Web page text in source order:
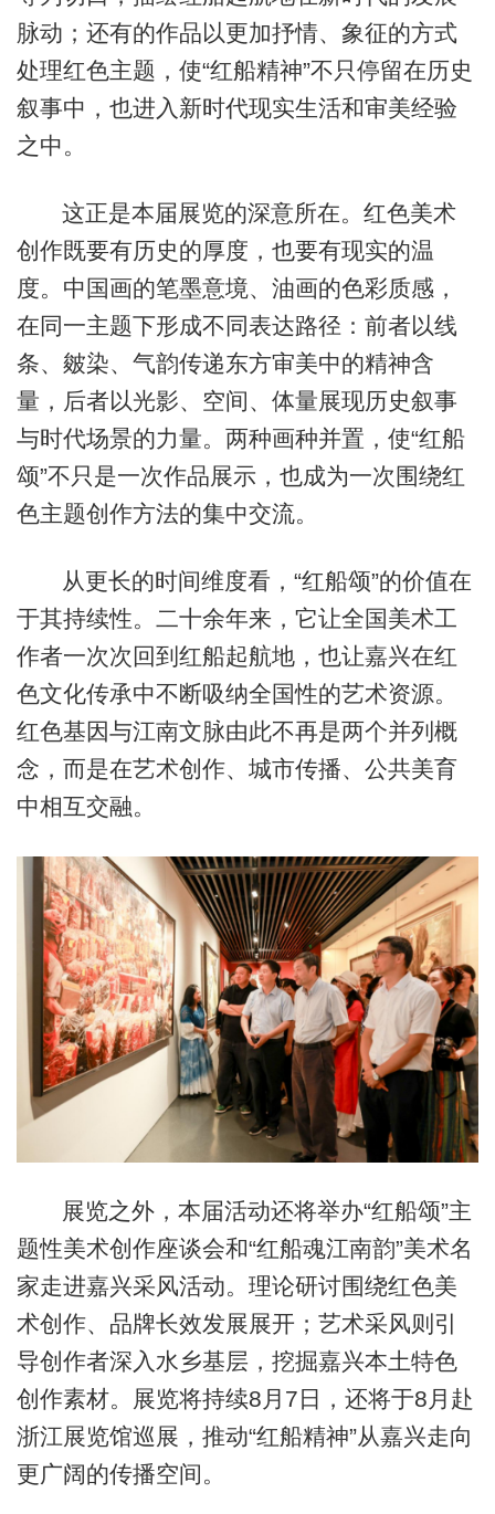
脉动；还有的作品以更加抒情、象征的方式
处理红色主题，使“红船精神”不只停留在历史
叙事中，也进入新时代现实生活和审美经验
之中。
这正是本届展览的深意所在。红色美术
创作既要有历史的厚度，也要有现实的温
度。中国画的笔墨意境、油画的色彩质感，
在同一主题下形成不同表达路径：前者以线
条、皴染、气韵传递东方审美中的精神含
量，后者以光影、空间、体量展现历史叙事
与时代场景的力量。两种画种并置，使“红船
颂”不只是一次作品展示，也成为一次围绕红
色主题创作方法的集中交流。
从更长的时间维度看，“红船颂”的价值在
于其持续性。二十余年来，它让全国美术工
作者一次次回到红船起航地，也让嘉兴在红
色文化传承中不断吸纳全国性的艺术资源。
红色基因与江南文脉由此不再是两个并列概
念，而是在艺术创作、城市传播、公共美育
中相互交融。
展览之外，本届活动还将举办“红船颂”主
题性美术创作座谈会和“红船魂江南韵”美术名
家走进嘉兴采风活动。理论研讨围绕红色美
术创作、品牌长效发展展开；艺术采风则引
导创作者深入水乡基层，挖掘嘉兴本土特色
创作素材。展览将持续8月7日，还将于8月赴
浙江展览馆巡展，推动“红船精神”从嘉兴走向
更广阔的传播空间。